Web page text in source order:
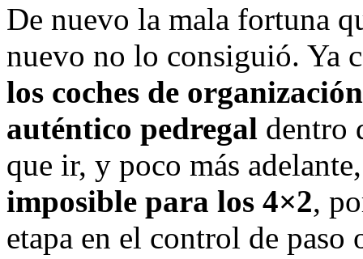
De nuevo la mala fortuna
nuevo no lo consiguió. Ya
los coches de
auténtico pedregal dentro
que ir, y poco más
imposible para los 4×2,
etapa en el control de